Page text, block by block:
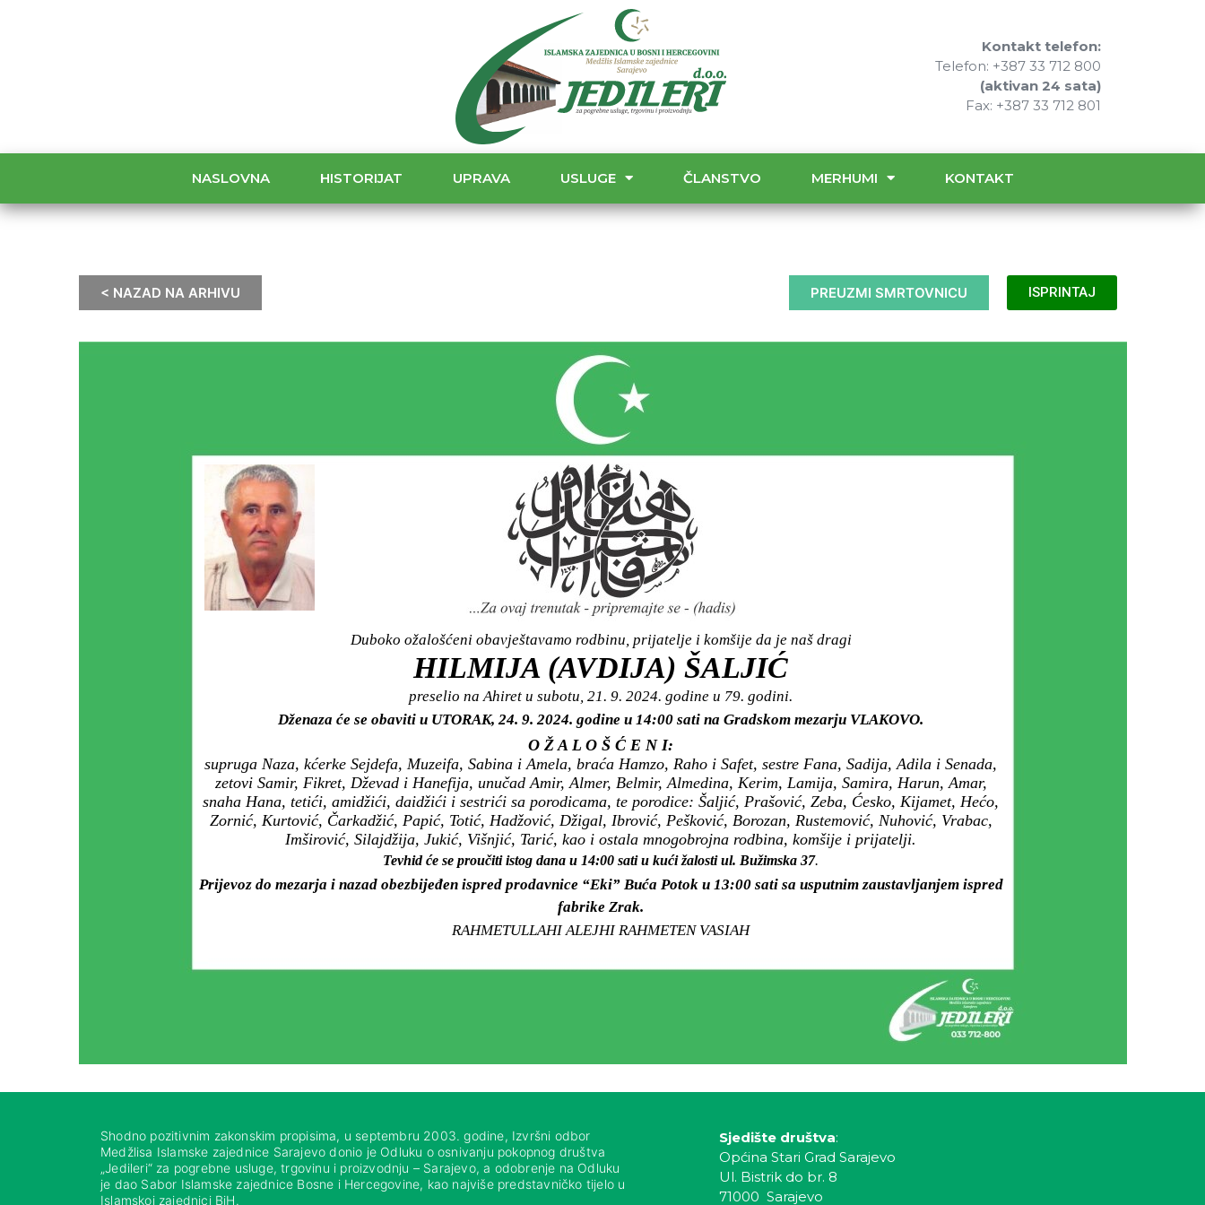
Kontakt telefon:
Telefon: +387 33 712 800
(aktivan 24 sata)
Fax: +387 33 712 801
NASLOVNA HISTORIJAT UPRAVA USLUGE ČLANSTVO MERHUMI KONTAKT
< NAZAD NA ARHIVU PREUZMI SMRTOVNICU ISPRINTAJ
Duboko ožalošćeni obavještavamo rodbinu, prijatelje i komšije da je naš dragi
HILMIJA (AVDIJA) ŠALJIĆ
preselio na Ahiret u subotu, 21. 9. 2024. godine u 79. godini.
Dženaza će se obaviti u UTORAK, 24. 9. 2024. godine u 14:00 sati na Gradskom mezarju VLAKOVO.
O Ž A L O Š Ć E N I:
supruga Naza, kćerke Sejdefa, Muzeifa, Sabina i Amela, braća Hamzo, Raho i Safet, sestre Fana, Sadija, Adila i Senada,
zetovi Samir, Fikret, Dževad i Hanefija, unučad Amir, Almer, Belmir, Almedina, Kerim, Lamija, Samira, Harun, Amar,
snaha Hana, tetići, amidžići, daidžići i sestrići sa porodicama, te porodice: Šaljić, Prašović, Zeba, Ćesko, Kijamet, Hećo,
Zornić, Kurtović, Čarkadžić, Papić, Totić, Hadžović, Džigal, Ibrović, Pešković, Borozan, Rustemović, Nuhović, Vrabac,
Imširović, Silajdžija, Jukić, Višnjić, Tarić, kao i ostala mnogobrojna rodbina, komšije i prijatelji.
Tevhid će se proučiti istog dana u 14:00 sati u kući žalosti ul. Bužimska 37.
Prijevoz do mezarja i nazad obezbijeđen ispred prodavnice “Eki” Buća Potok u 13:00 sati sa usputnim zaustavljanjem ispred
fabrike Zrak.
RAHMETULLAHI ALEJHI RAHMETEN VASIAH
Shodno pozitivnim zakonskim propisima, u septembru 2003. godine, Izvršni odbor
Medžlisa Islamske zajednice Sarajevo donio je Odluku o osnivanju pokopnog društva
„Jedileri“ za pogrebne usluge, trgovinu i proizvodnju – Sarajevo, a odobrenje na Odluku
je dao Sabor Islamske zajednice Bosne i Hercegovine, kao najviše predstavničko tijelo u
Islamskoj zajednici BiH.
Sjedište društva:
Općina Stari Grad Sarajevo
Ul. Bistrik do br. 8
71000 Sarajevo